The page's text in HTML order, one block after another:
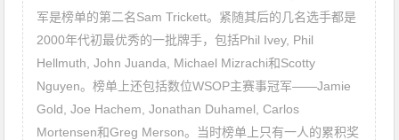
军是榜单的第二名Sam Trickett。紧随其后的几名选手都是
2000年代初最优秀的一批牌手，包括Phil Ivey, Phil
Hellmuth, John Juanda, Michael Mizrachi和Scotty
Nguyen。榜单上还包括数位WSOP主赛事冠军——Jamie
Gold, Joe Hachem, Jonathan Duhamel, Carlos
Mortensen和Greg Merson。当时榜单上只有一人的累积奖